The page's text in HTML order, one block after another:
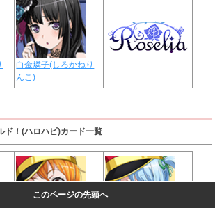
白金燐子(しろかねり
んこ)
ド！(ハロハピ)カード一覧
このページの先頭へ